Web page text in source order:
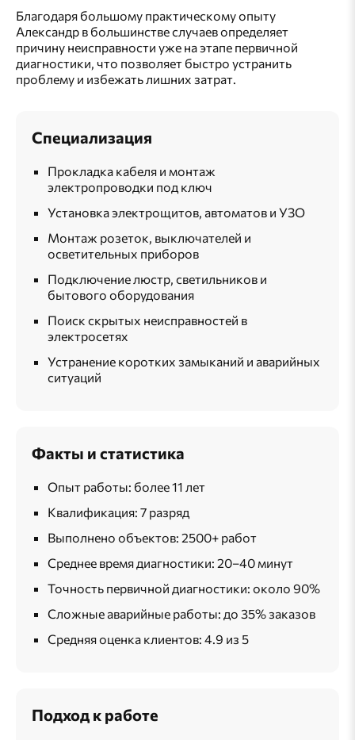
Благодаря большому практическому опыту
Александр в большинстве случаев определяет
причину неисправности уже на этапе первичной
диагностики, что позволяет быстро устранить
проблему и избежать лишних затрат.
Специализация
Прокладка кабеля и монтаж
электропроводки под ключ
Установка электрощитов, автоматов и УЗО
Монтаж розеток, выключателей и
осветительных приборов
Подключение люстр, светильников и
бытового оборудования
Поиск скрытых неисправностей в
электросетях
Устранение коротких замыканий и аварийных
ситуаций
Факты и статистика
Опыт работы: более 11 лет
Квалификация: 7 разряд
Выполнено объектов: 2500+ работ
Среднее время диагностики: 20–40 минут
Точность первичной диагностики: около 90%
Сложные аварийные работы: до 35% заказов
Средняя оценка клиентов: 4.9 из 5
Подход к работе